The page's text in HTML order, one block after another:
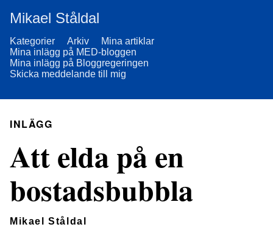
Mikael Ståldal
Kategorier Arkiv
Mina artiklar
Mina inlägg på MED-bloggen
Mina inlägg på Bloggregeringen
Skicka meddelande till mig
INLÄGG
Att elda på en
bostadsbubbla
Mikael Ståldal